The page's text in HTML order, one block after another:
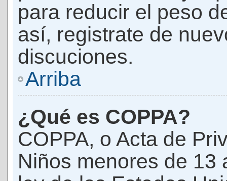
para reducir el peso
así, registrate de
discuciones.
Arriba
¿Qué es COPPA?
COPPA, o Acta de
Niños menores de 13